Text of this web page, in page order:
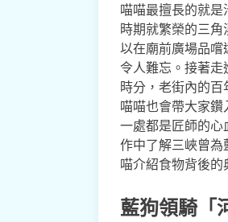
喵喵最擅長的就
時期就繁榮的三
以在廟前廣場品
令人難忘。接著
時分，老街內的
喵喵也會帶大家
一處都是匠師的心
作中了解三峽曾
喵介紹食物背後的
藍狗領騎「